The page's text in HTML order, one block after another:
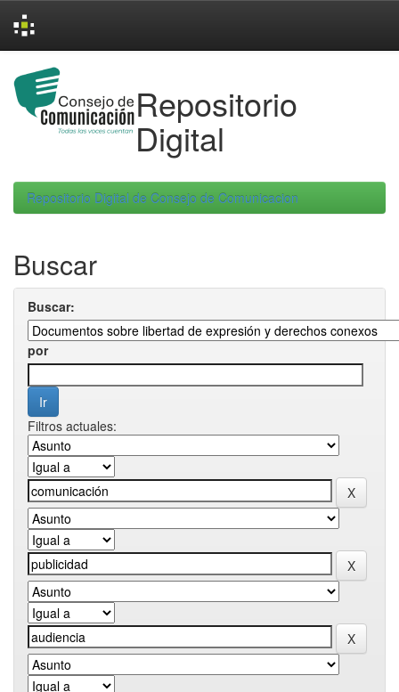
navigation
Repositorio
Digital
Repositorio Digital de Consejo de Comunicacion
Buscar
Buscar:
por
Filtros actuales: